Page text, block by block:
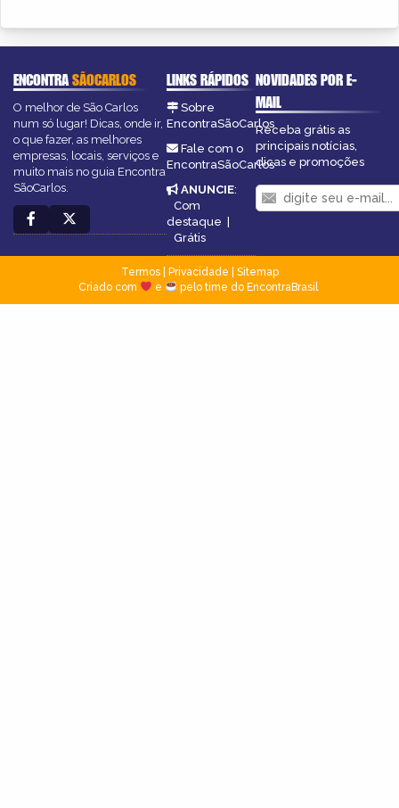
ENCONTRASÃOCARLOS
O melhor de São Carlos
num só lugar! Dicas, onde ir,
o que fazer, as melhores
empresas, locais, serviços e
muito mais no guia Encontra
SãoCarlos.
LINKS RÁPIDOS
Sobre
EncontraSãoCarlos
Fale com o
EncontraSãoCarlos
ANUNCIE:
Com
destaque
Grátis
NOVIDADES POR E-
MAIL
Receba grátis as
principais notícias,
dicas e promoções
Termos| Privacidade
Sitemap
Criado com
e pelo time do EncontraBrasil